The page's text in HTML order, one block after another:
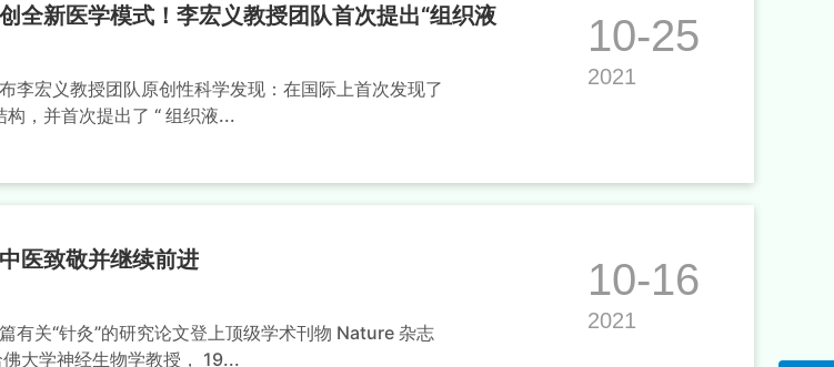
10-25
2021
全新医学模式！李宏义教授团队首次提出“组织液
李宏义教授团队原创性科学发现：在国际上首次发现了
构，并首次提出了 “ 组织液...
10-16
2021
医致敬并继续前进
有关“针灸”的研究论文登上顶级学术刊物 Nature 杂志
大学神经生物学教授， 19...